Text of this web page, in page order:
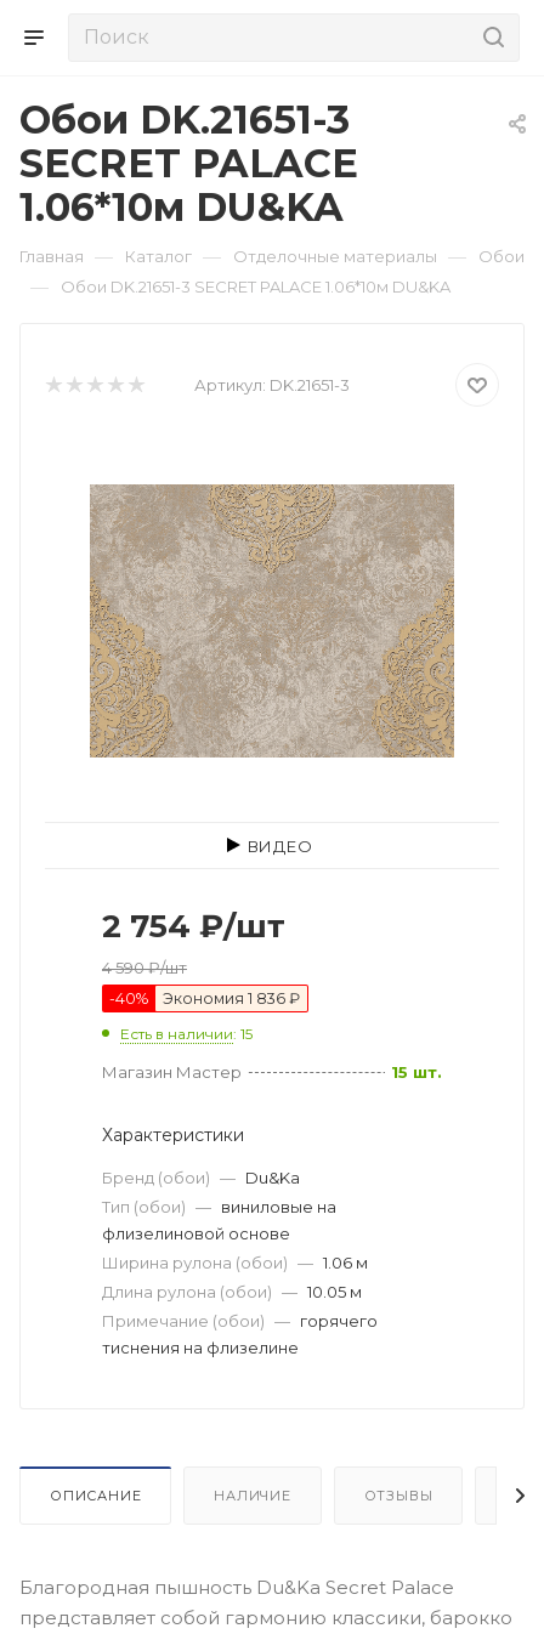
Обои DK.21651-3
SECRET PALACE
1.06*10м DU&KA
Главная — Каталог — Отделочные материалы — Обои
— Обои DK.21651-3 SECRET PALACE 1.06*10м DU&KA
Артикул: DK.21651-3
ВИДЕО
2 754 ₽/шт
4 590₽/шт
-40% Экономия 1 836 ₽
Есть в наличии: 15
Магазин Мастер 15 шт.
Характеристики
Бренд (обои) — Du&Ka
Тип (обои) — виниловые на
флизелиновой основе
Ширина рулона (обои) — 1.06 м
Длина рулона (обои) — 10.05 м
Примечание (обои) — горячего
тиснения на флизелине
ОПИСАНИЕ НАЛИЧИЕ ОТЗЫВЫ
Благородная пышность Du&Ka Secret Palace
представляет собой гармонию классики, барокко